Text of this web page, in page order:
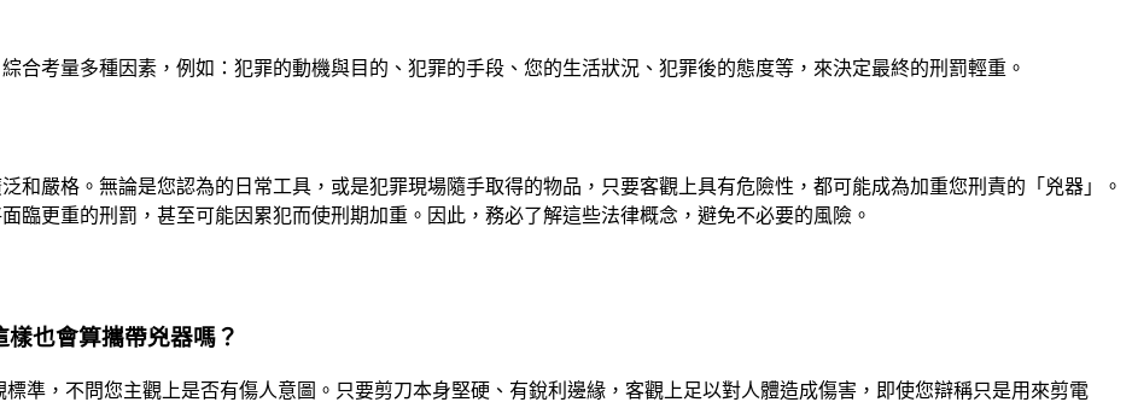
合考量多種因素，例如：犯罪的動機與目的、犯罪的手段、您的生活狀況、犯罪後的態度等，來決定最終的刑罰輕重。
和嚴格。無論是您認為的日常工具，或是犯罪現場隨手取得的物品，只要客觀上具有危險性，都可能成為加重您刑責的「兇器」。
臨更重的刑罰，甚至可能因累犯而使刑期加重。因此，務必了解這些法律概念，避免不必要的風險。
也會算攜帶兇器嗎？
準，不問您主觀上是否有傷人意圖。只要剪刀本身堅硬、有銳利邊緣，客觀上足以對人體造成傷害，即使您辯稱只是用來剪電